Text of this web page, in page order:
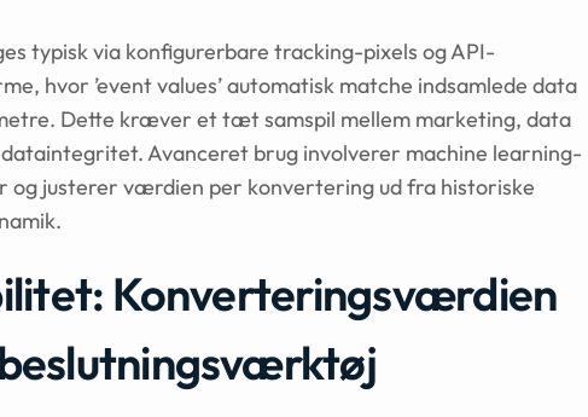
typisk via konfigurerbare tracking-pixels og API-
hvor ’event values’ automatisk matche indsamlede data
Dette kræver et tæt samspil mellem marketing, data
Avanceret brug involverer machine learning-
og justerer værdien per konvertering ud fra historiske
Konverteringsværdien